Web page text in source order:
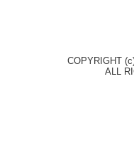
COPYRIGHT
ALL